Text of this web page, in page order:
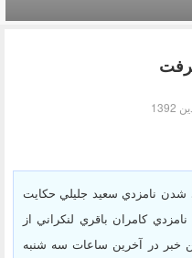
شدن نامزدي سعيد جليلي حکايت
کامران باقري لنکراني از
خبر در آخرين ساعات سه شنبه